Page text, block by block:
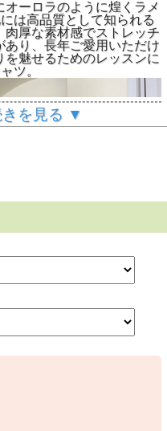
ーロラのように煌くラメ
は高品質として知られる
肉厚な素材感でストレッチ
り、長年ご愛用いただけ
を魅せるためのレッスンに
ツ。
を見る ▼